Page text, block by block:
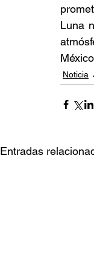
Luna
Noticia
Entradas